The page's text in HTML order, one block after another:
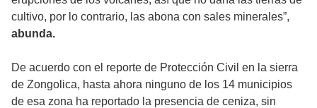
cultivo, por lo contrario, las abona con sales minerales”,
abunda.
De acuerdo con el reporte de Protección Civil en la sierra
de Zongolica, hasta ahora ninguno de los 14 municipios
de esa zona ha reportado la presencia de ceniza, sin